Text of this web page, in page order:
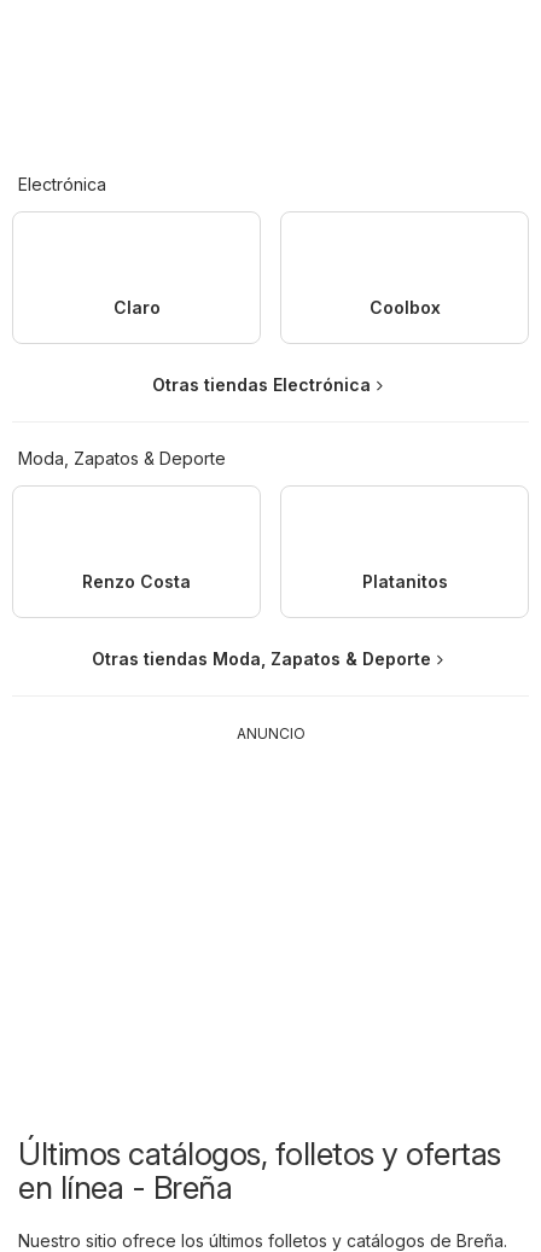
Electrónica
Claro Coolbox
Otras tiendas Electrónica
Moda, Zapatos & Deporte
Renzo Costa Platanitos
Otras tiendas Moda, Zapatos & Deporte
ANUNCIO
Últimos catálogos, folletos y ofertas
en línea - Breña
Nuestro sitio ofrece los últimos folletos y catálogos de Breña.